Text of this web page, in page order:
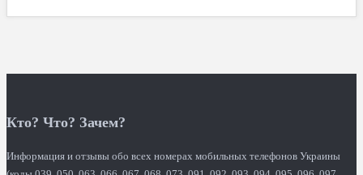
Кто? Что? Зачем?
Информация и отзывы обо всех номерах мобильных телефонов Украины